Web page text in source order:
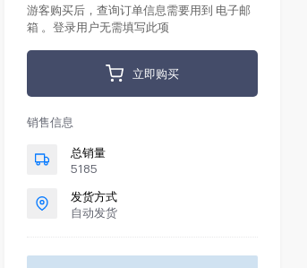
游客购买后，查询订单信息需要用到 电子邮
箱 。登录用户无需填写此项
立即购买
销售信息
总销量
5185
发货方式
自动发货